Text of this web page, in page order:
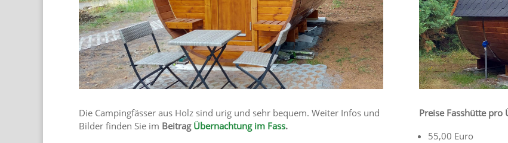
Die Campingfässer​ aus Holz sind urig und sehr bequem. Weiter Infos und
Bilder finden Sie im Beitrag Übernachtung im Fass.
Preise Fasshütte pro
55,00 Euro